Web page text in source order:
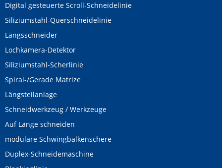
Digital gesteuerte Scroll-Schneidelinie
Siliziumstahl-Querschneidelinie
Längsschneider
Lochkamera-Detektor
Siliziumstahl-Scherlinie
Spiral-/Gerade Matrize
Längsteilanlage
Schneidwerkzeug / Werkzeuge
Auf Länge schneiden
modulare Schwingbalkenschere
Duplex-Schneidemaschine